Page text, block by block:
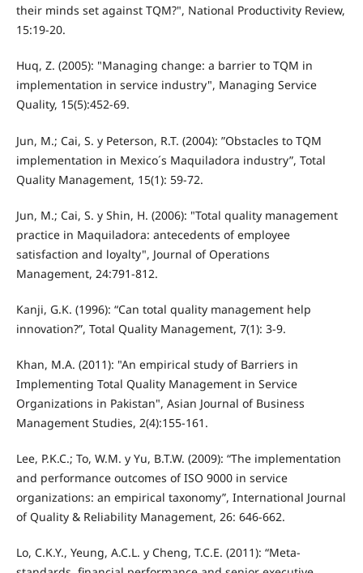
their minds set against TQM?", National Productivity Review,
15:19-20.
Huq, Z. (2005): "Managing change: a barrier to TQM in
implementation in service industry", Managing Service
Quality, 15(5):452-69.
Jun, M.; Cai, S. y Peterson, R.T. (2004): ”Obstacles to TQM
implementation in Mexico´s Maquiladora industry”, Total
Quality Management, 15(1): 59-72.
Jun, M.; Cai, S. y Shin, H. (2006): "Total quality management
practice in Maquiladora: antecedents of employee
satisfaction and loyalty", Journal of Operations
Management, 24:791-812.
Kanji, G.K. (1996): “Can total quality management help
innovation?”, Total Quality Management, 7(1): 3-9.
Khan, M.A. (2011): "An empirical study of Barriers in
Implementing Total Quality Management in Service
Organizations in Pakistan", Asian Journal of Business
Management Studies, 2(4):155-161.
Lee, P.K.C.; To, W.M. y Yu, B.T.W. (2009): “The implementation
and performance outcomes of ISO 9000 in service
organizations: an empirical taxonomy”, International Journal
of Quality & Reliability Management, 26: 646-662.
Lo, C.K.Y., Yeung, A.C.L. y Cheng, T.C.E. (2011): “Meta-